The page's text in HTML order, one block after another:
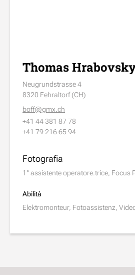
Thomas
Neugrundstrasse 4
8320 Fehraltorf (CH)
boff@gmx.ch
+41 44 381 87 78
+41 79 216 65 94
Fotografia
1° assistente operatore.trice, Focus
Abilità
Elektromonteur, Fotoassistenz,